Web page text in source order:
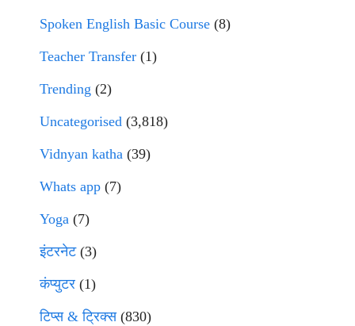
Spoken English Basic Course (8)
Teacher Transfer (1)
Trending (2)
Uncategorised (3,818)
Vidnyan katha (39)
Whats app (7)
Yoga (7)
इंटरनेट(3)
कंप्युटर (1)
टिप्स & ट्रिक्स(830)